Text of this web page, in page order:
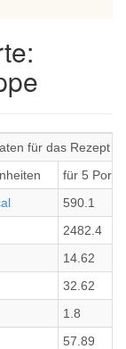
für das Rezept
für 5
590.1
2482.4
14.62
32.62
1.8
57.89